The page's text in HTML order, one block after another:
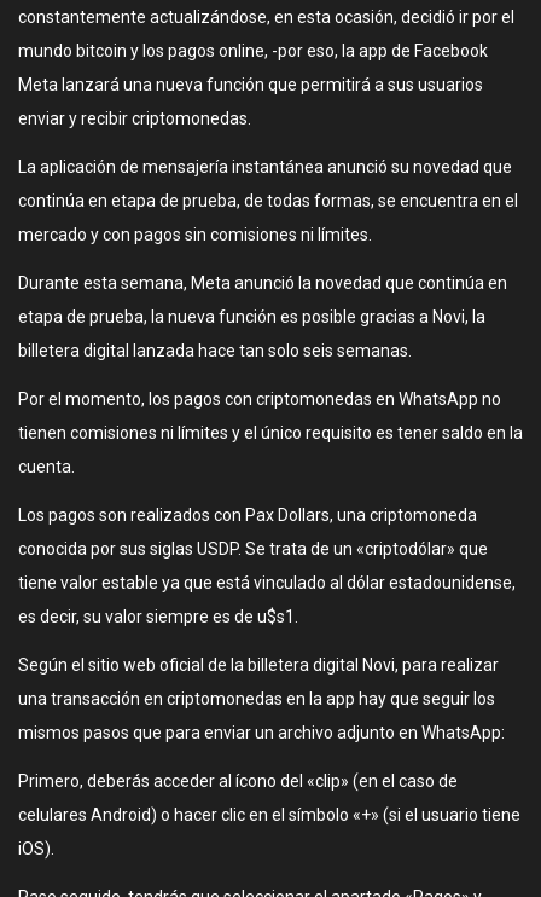
constantemente actualizándose, en esta ocasión, decidió ir por el
mundo bitcoin y los pagos online, -por eso, la app de Facebook
Meta lanzará una nueva función que permitirá a sus usuarios
enviar y recibir criptomonedas.
La aplicación de mensajería instantánea anunció su novedad que
continúa en etapa de prueba, de todas formas, se encuentra en el
mercado y con pagos sin comisiones ni límites.
Durante esta semana, Meta anunció la novedad que continúa en
etapa de prueba, la nueva función es posible gracias a Novi, la
billetera digital lanzada hace tan solo seis semanas.
Por el momento, los pagos con criptomonedas en WhatsApp no
tienen comisiones ni límites y el único requisito es tener saldo en la
cuenta.
Los pagos son realizados con Pax Dollars, una criptomoneda
conocida por sus siglas USDP. Se trata de un «criptodólar» que
tiene valor estable ya que está vinculado al dólar estadounidense,
es decir, su valor siempre es de u$s1.
Según el sitio web oficial de la billetera digital Novi, para realizar
una transacción en criptomonedas en la app hay que seguir los
mismos pasos que para enviar un archivo adjunto en WhatsApp:
Primero, deberás acceder al ícono del «clip» (en el caso de
celulares Android) o hacer clic en el símbolo «+» (si el usuario tiene
iOS).